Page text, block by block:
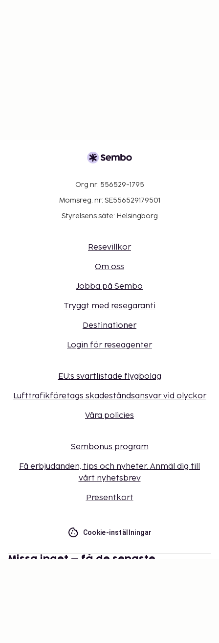
Org nr: 556529-1795
Momsreg. nr: SE556529179501
Styrelsens säte: Helsingborg
Resevillkor
Om oss
Jobba på Sembo
Tryggt med resegaranti
Destinationer
Login för reseagenter
EU:s svartlistade flygbolag
Lufttrafikföretags skadeståndsansvar vid olyckor
Våra policies
Sembonus program
Få erbjudanden, tips och nyheter. Anmäl dig till
vårt nyhetsbrev
Presentkort
Cookie-inställningar
Missa inget – få de senaste